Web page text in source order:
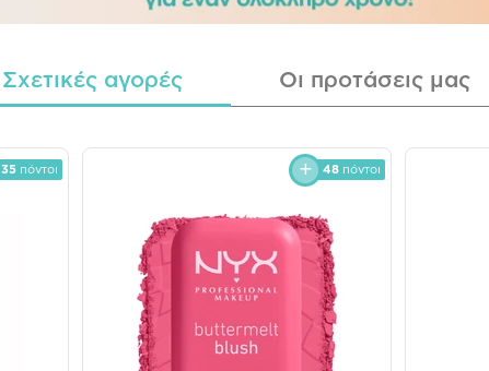
Σχετικές αγορές Οι προτάσεις μας
35 πόντοι 48 πόντοι